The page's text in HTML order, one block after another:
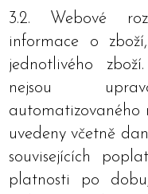
3.2. Webové
informace o
jednotlivého
nejsou
automatizovaného
uvedeny včetně
souvisejících
platnosti po